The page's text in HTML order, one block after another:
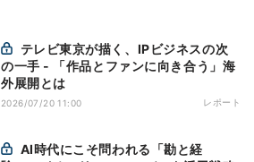
の一手 - 「作品とファンに向き合う」海
外展開とは
2026/07/20 11:00 レポート